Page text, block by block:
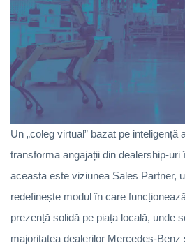
Un „coleg virtual” bazat pe inteligență
transforma angajații din dealership-
aceasta este viziunea Sales Partner,
redefinește modul în care
prezență solidă pe piața locală, unde
majoritatea dealerilor Mercedes-Benz